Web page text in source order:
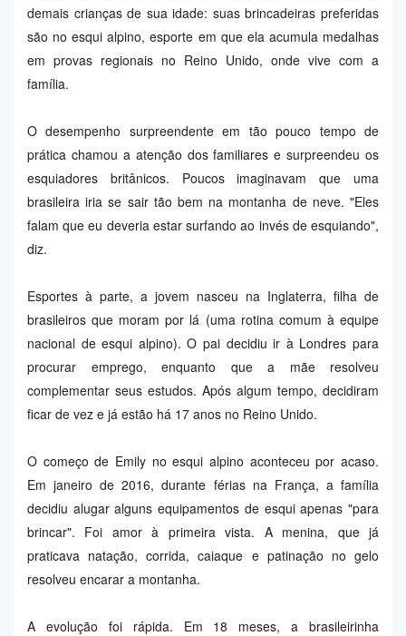
demais crianças de sua idade: suas brincadeiras preferidas
são no esqui alpino, esporte em que ela acumula medalhas
em provas regionais no Reino Unido, onde vive com a
família.
O desempenho surpreendente em tão pouco tempo de
prática chamou a atenção dos familiares e surpreendeu os
esquiadores britânicos. Poucos imaginavam que uma
brasileira iria se sair tão bem na montanha de neve. "Eles
falam que eu deveria estar surfando ao invés de esquiando",
diz.
Esportes à parte, a jovem nasceu na Inglaterra, filha de
brasileiros que moram por lá (uma rotina comum à equipe
nacional de esqui alpino). O pai decidiu ir à Londres para
procurar emprego, enquanto que a mãe resolveu
complementar seus estudos. Após algum tempo, decidiram
ficar de vez e já estão há 17 anos no Reino Unido.
O começo de Emily no esqui alpino aconteceu por acaso.
Em janeiro de 2016, durante férias na França, a família
decidiu alugar alguns equipamentos de esqui apenas "para
brincar". Foi amor à primeira vista. A menina, que já
praticava natação, corrida, caiaque e patinação no gelo
resolveu encarar a montanha.
A evolução foi rápida. Em 18 meses, a brasileirinha